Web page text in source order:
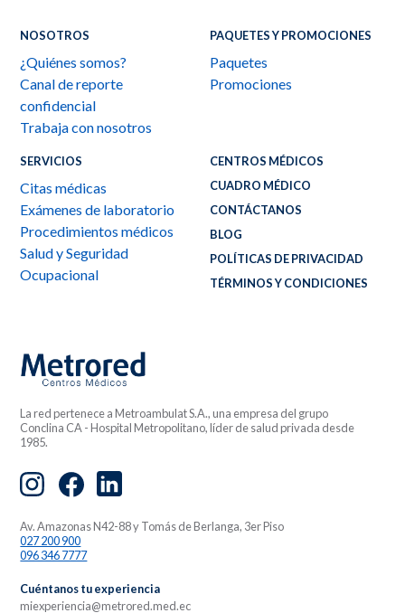
La red pertenece a Metroambulat S.A., una empresa del grupo
Conclina CA - Hospital Metropolitano, líder de salud privada desde
1985.
Av. Amazonas N42-88 y Tomás de Berlanga, 3er Piso
027 200 900
096 346 7777
Cuéntanos tu experiencia
miexperiencia@metrored.med.ec
NOSOTROS
¿Quiénes somos?
Canal de reporte
confidencial
Trabaja con nosotros
SERVICIOS
Citas médicas
Exámenes de laboratorio
Procedimientos médicos
Salud y Seguridad
Ocupacional
PAQUETES Y PROMOCIONES
Paquetes
Promociones
CENTROS MÉDICOS
CUADRO MÉDICO
CONTÁCTANOS
BLOG
POLÍTICAS DE PRIVACIDAD
TÉRMINOS Y CONDICIONES